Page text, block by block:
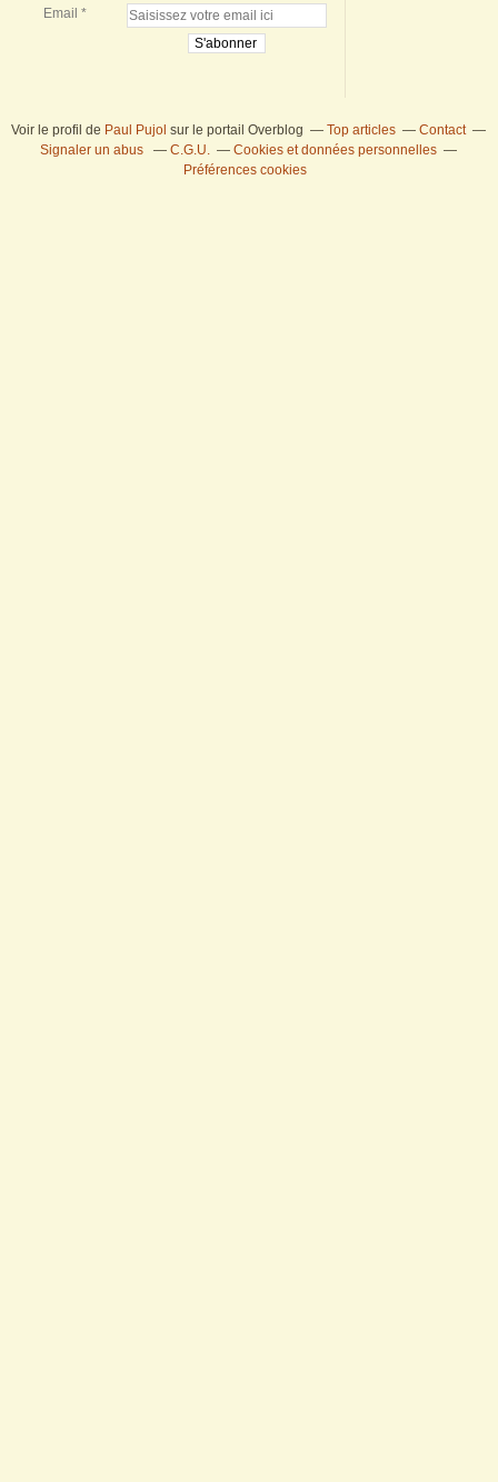
Email
Voir le profil de Paul Pujol sur le portail Overblog Top articles
Contact
Signaler un abus
C.G.U.
Cookies et données personnelles
Préférences cookies